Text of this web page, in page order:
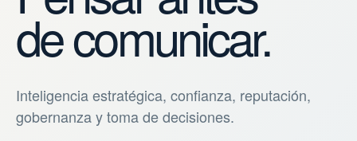
de comunicar.
Inteligencia estratégica, confianza, reputación,
gobernanza y toma de decisiones.